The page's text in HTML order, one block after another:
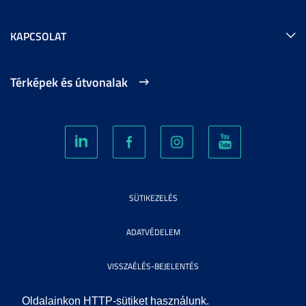
Oldalainkon HTTP-sütiket használunk.
KAPCSOLAT
Térképek és útvonalak
SÜTIKEZELÉS
ADATVÉDELEM
VISSZAÉLÉS-BEJELENTÉS
KÖZÉRDEKŰ ADATOK